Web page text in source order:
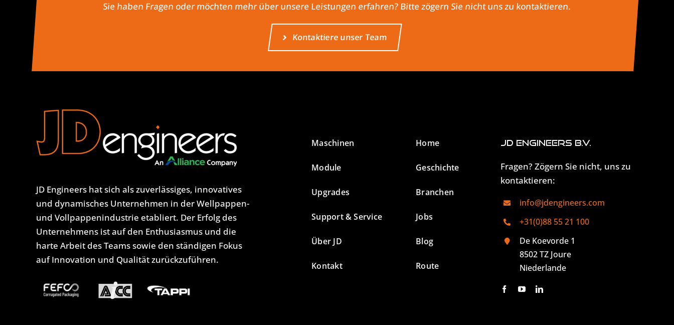
Sie haben Fragen oder möchten mehr über unsere Leistungen erfahren? Bitte zögern Sie nicht uns zu kontaktieren.
Kontaktiere unser Team
JD Engineers hat sich als zuverlässiges, innovatives
und dynamisches Unternehmen in der Wellpappen-
und Vollpappenindustrie etabliert. Der Erfolg des
Unternehmens ist auf den Enthusiasmus und die
harte Arbeit des Teams sowie den ständigen Fokus
auf Innovation und Qualität zurückzuführen.
Maschinen
Module
Upgrades
Support & Service
Über JD
Kontakt
Home
Geschichte
Branchen
Jobs
Blog
Route
JD Engineers B.V.
Fragen? Zögern Sie nicht, uns zu
kontaktieren:
info@jdengineers.com
+31(0)88 55 21 100
De Koevorde 1
8502 TZ Joure
Niederlande